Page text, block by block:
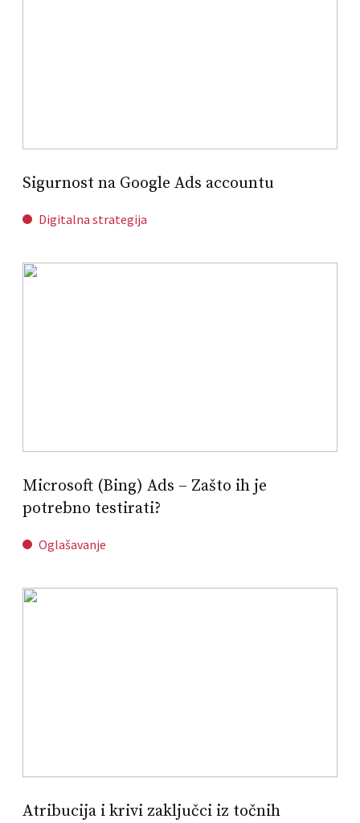
Sigurnost na Google Ads accountu
Digitalna strategija
Microsoft (Bing) Ads – Zašto ih je
potrebno testirati?
Oglašavanje
Atribucija i krivi zaključci iz točnih